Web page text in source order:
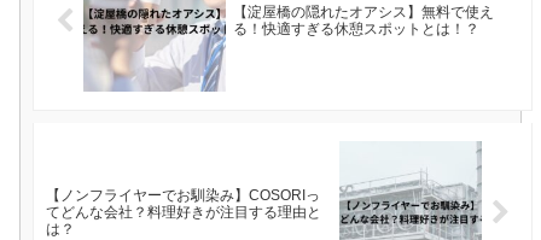
【淀屋橋の隠れたオアシス】無料で使え
る！快適すぎる休憩スポットとは！？
【ノンフライヤーでお馴染み】COSORIっ
てどんな会社？料理好きが注目する理由と
は？